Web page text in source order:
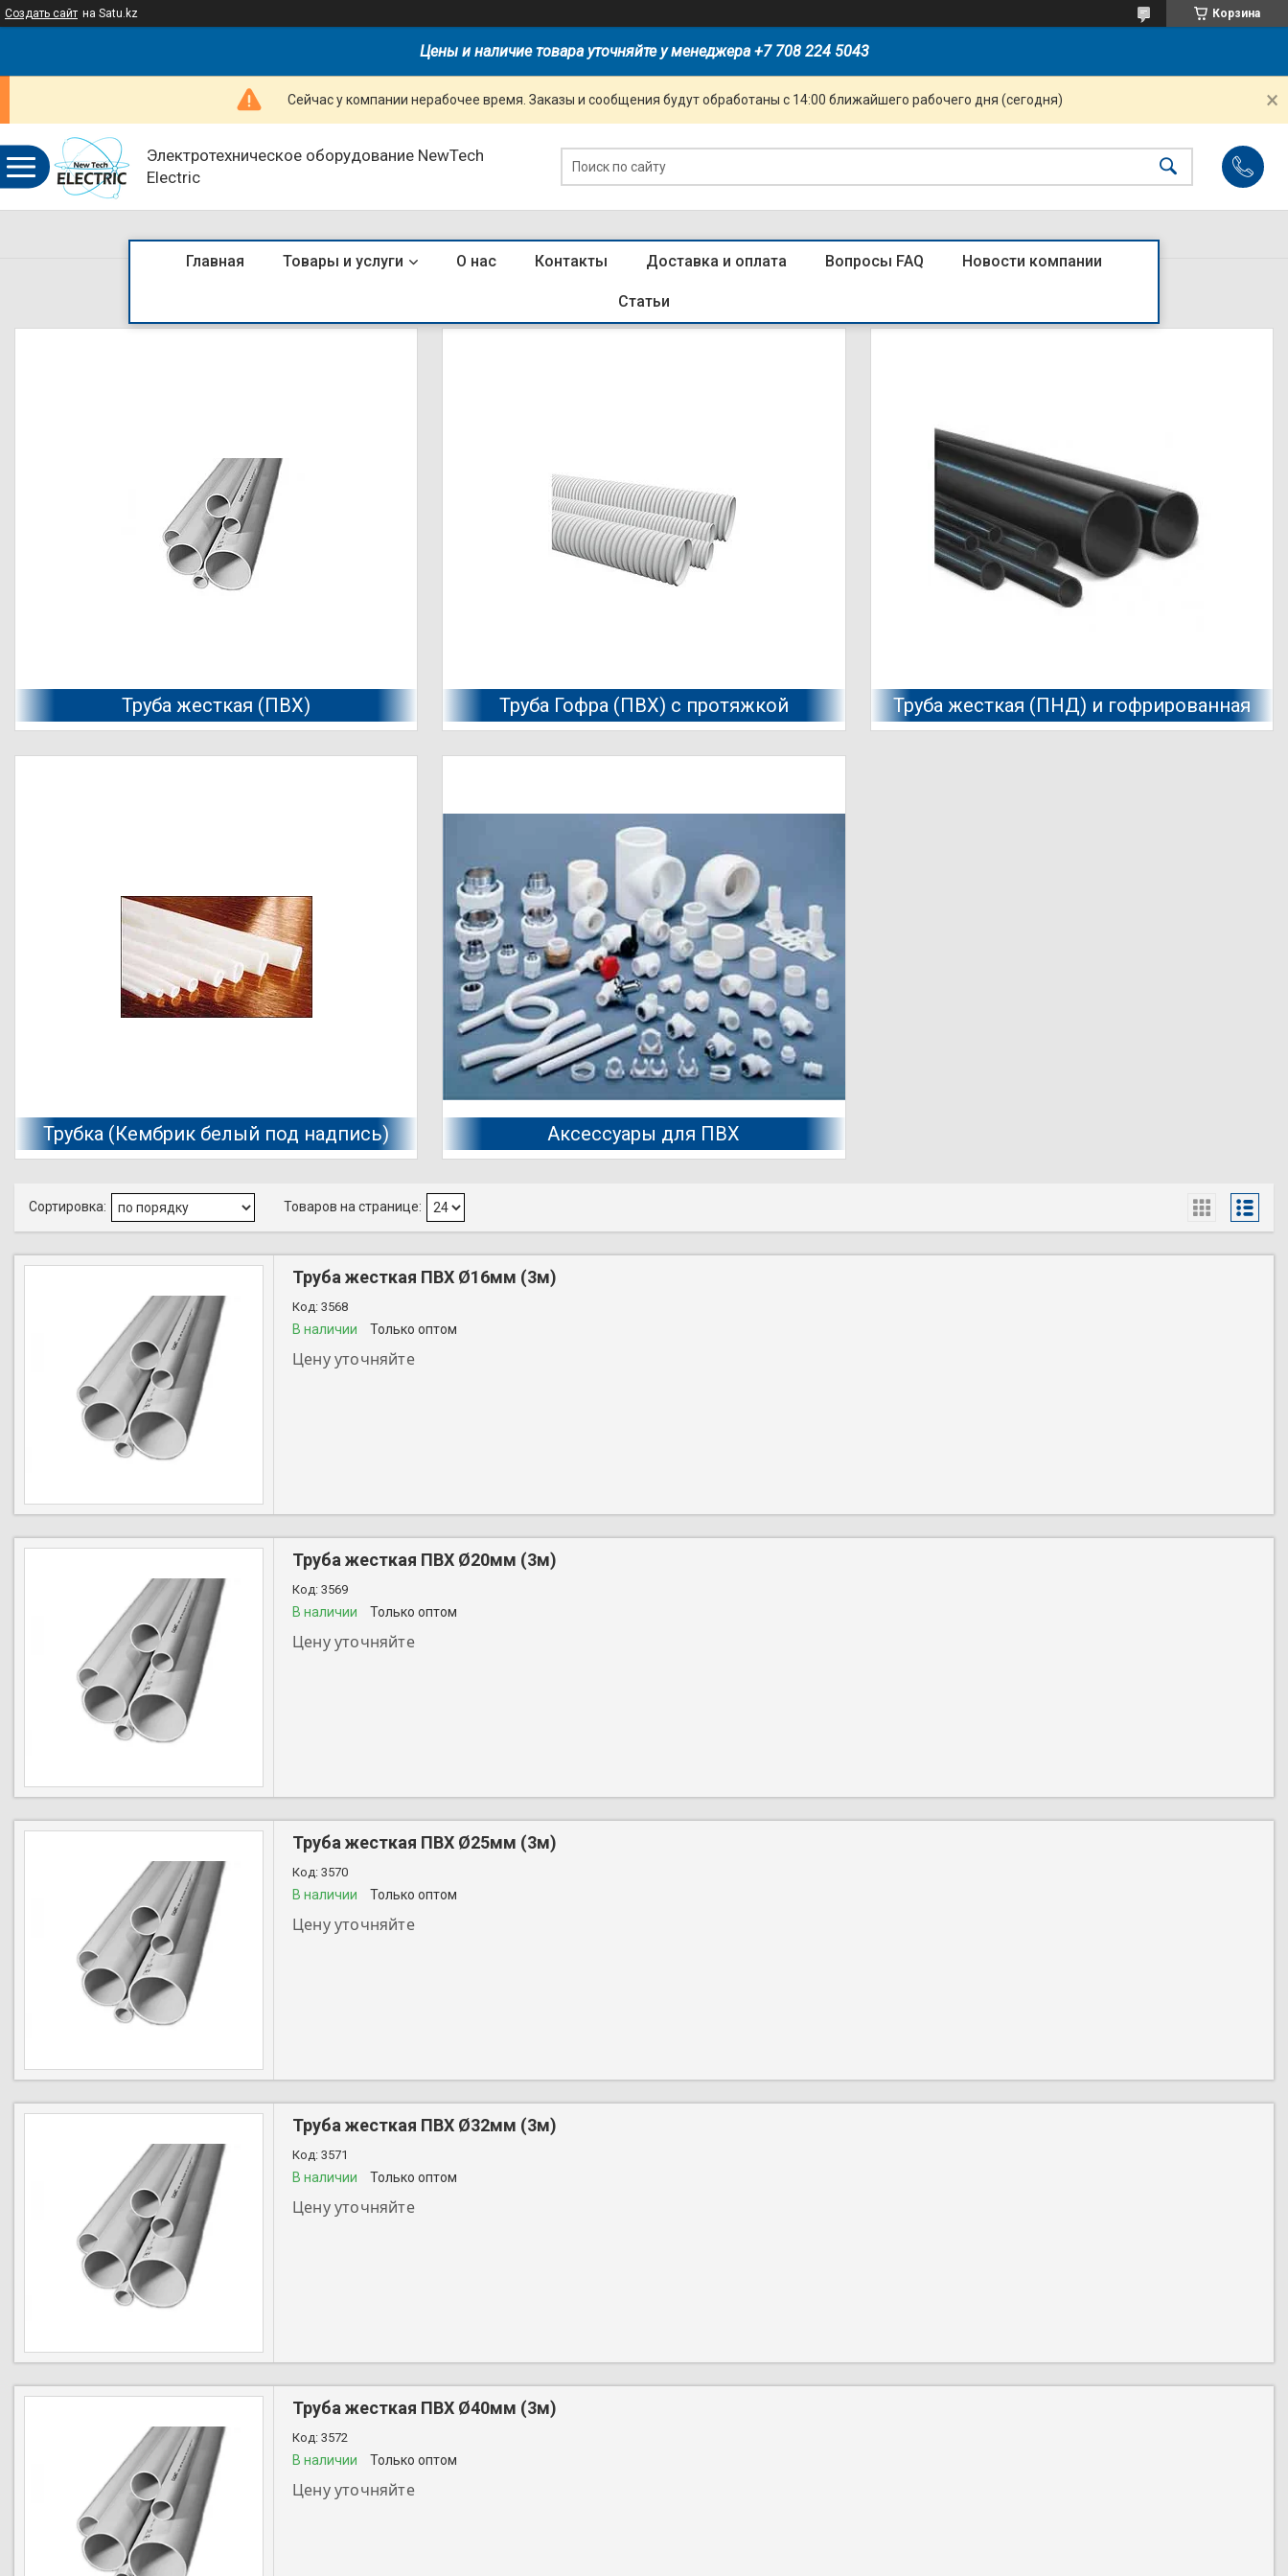
Создать сайт на Satu.kz Корзина
Цены и наличие товара уточняйте у менеджера +7 708 224 5043
Сейчас у компании нерабочее время. Заказы и сообщения будут обработаны с 14:00 ближайшего рабочего дня (сегодня)
Электротехническое оборудование NewTech
Electric
Главная Товары и услуги О нас Контакты Доставка и оплата Вопросы FAQ Новости компании
Статьи
Трубы ПВХ
Труба жесткая (ПВХ) Труба Гофра (ПВХ) с протяжкой Труба жесткая (ПНД) и гофрированная
Трубка (Кембрик белый под надпись) Аксессуары для ПВХ
Труба жесткая ПВХ Ø16мм (3м)
3568
В наличии Только оптом
Цену уточняйте
Труба жесткая ПВХ Ø20мм (3м)
3569
В наличии Только оптом
Цену уточняйте
Труба жесткая ПВХ Ø25мм (3м)
3570
В наличии Только оптом
Цену уточняйте
Труба жесткая ПВХ Ø32мм (3м)
3571
В наличии Только оптом
Цену уточняйте
Труба жесткая ПВХ Ø40мм (3м)
3572
В наличии Только оптом
Цену уточняйте